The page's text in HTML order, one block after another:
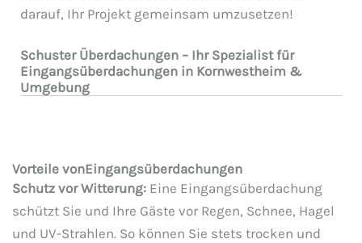
darauf, Ihr Projekt gemeinsam umzusetzen!
Schuster Überdachungen – Ihr Spezialist für
Eingangsüberdachungen in Kornwestheim &
Umgebung
Vorteile vonEingangsüberdachungen
Schutz vor Witterung: Eine Eingangsüberdachung
schützt Sie und Ihre Gäste vor Regen, Schnee, Hagel
und UV-Strahlen. So können Sie stets trocken und